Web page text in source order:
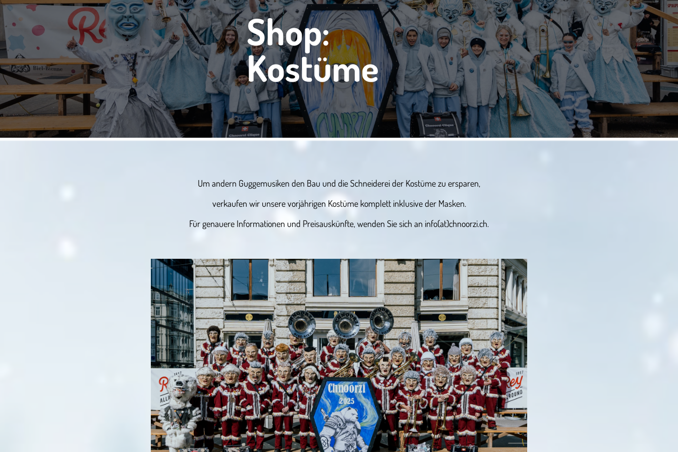
Shop:
Kostüme
Um andern Guggemusiken den Bau und die Schneiderei der Kostüme zu ersparen,
verkaufen wir unsere vorjährigen Kostüme komplett inklusive der Masken.
Für genauere Informationen und Preisauskünfte, wenden Sie sich an info(at)chnoorzi.ch.